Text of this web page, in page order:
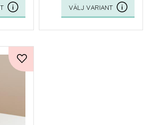
Lägg till i favoriter